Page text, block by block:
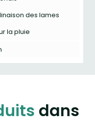
des lames
la pluie
dans